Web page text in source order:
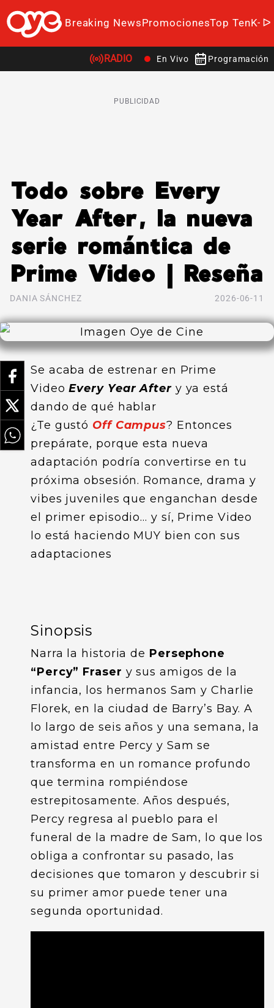
Breaking NewsPromocionesTop TenK-
RADIO En Vivo Programación
PUBLICIDAD
Todo sobre Every
Year After, la nueva
serie romántica de
Prime Video | Reseña
DANIA SÁNCHEZ 2026-06-11
Se acaba de estrenar en Prime
VideoEvery Year After y ya está
dando de qué hablar
¿Te gustó Off Campus? Entonces
prepárate, porque esta nueva
adaptación podría convertirse en tu
próxima obsesión. Romance, drama y
vibes juveniles que enganchan desde
el primer episodio… y sí, Prime Video
lo está haciendo MUY bien con sus
adaptaciones
Sinopsis
Narra la historia de Persephone
“Percy” Fraser y sus amigos de la
infancia, los hermanos Sam y Charlie
Florek, en la ciudad de Barry’s Bay. A
lo largo de seis años y una semana, la
amistad entre Percy y Sam se
transforma en un romance profundo
que termina rompiéndose
estrepitosamente. Años después,
Percy regresa al pueblo para el
funeral de la madre de Sam, lo que los
obliga a confrontar su pasado, las
decisiones que tomaron y descubrir si
su primer amor puede tener una
segunda oportunidad.